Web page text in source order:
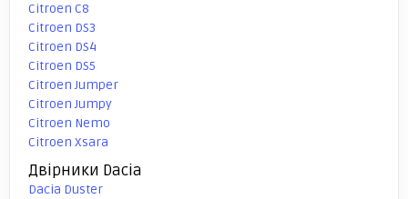
Citroen C8
Citroen DS3
Citroen DS4
Citroen DS5
Citroen Jumper
Citroen Jumpy
Citroen Nemo
Citroen Xsara
Двірники Dacia
Dacia Duster